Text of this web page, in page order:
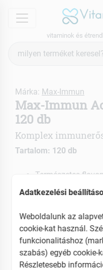
menu
vitaminok és
keresés
Márka: Max-Immun
Max-Immun
120 db
Komplex
Tartalom: 120 db
Természetes
Magas C-vitamin
EAN: 5999882994055
Adatkezelési
Weboldalunk az
cookie-kat használ.
funkcionalitáshoz
szabás) egyéb cookie-
Részletesebb